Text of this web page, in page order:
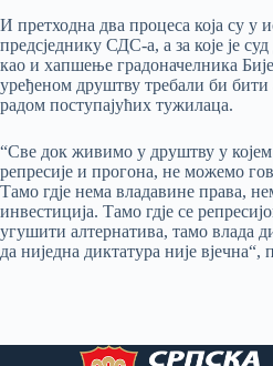
И претходна два процеса која су у
предсједнику СДС-а, а за које је
као и хапшење градоначелника
уређеном друштву требали би
радом поступајућих тужилаца.
“Све док живимо у друштву у
репресије и прогона, не можемо
Тамо гдје нема владавине права,
инвестиција. Тамо гдје се
угушити алтернатива, тамо влада
да ниједна диктатура није вјечна“,